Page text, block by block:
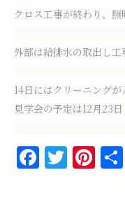
クロス工事が終わり、照
外部は給排水の取出し工
14日にはクリーニングが
見学会の予定は12月23